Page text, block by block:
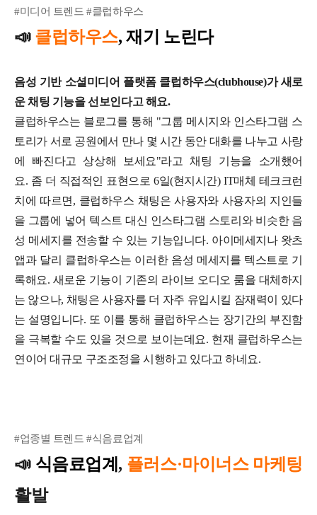
#미디어 트렌드 #클럽하우스
📣 클럽하우스, 재기 노린다
음성 기반 소셜미디어 플랫폼 클럽하우스(clubhouse)가 새로
운 채팅 기능을 선보인다고 해요.
클럽하우스는 블로그를 통해 "그룹 메시지와 인스타그램 스
토리가 서로 공원에서 만나 몇 시간 동안 대화를 나누고 사랑
에 빠진다고 상상해 보세요"라고 채팅 기능을 소개했어
요. 좀 더 직접적인 표현으로 6일(현지시간) IT매체 테크크런
치에 따르면, 클럽하우스 채팅은 사용자와 사용자의 지인들
을 그룹에 넣어 텍스트 대신 인스타그램 스토리와 비슷한 음
성 메세지를 전송할 수 있는 기능입니다. 아이메세지나 왓츠
앱과 달리 클럽하우스는 이러한 음성 메세지를 텍스트로 기
록해요. 새로운 기능이 기존의 라이브 오디오 룸을 대체하지
는 않으나, 채팅은 사용자를 더 자주 유입시킬 잠재력이 있다
는 설명입니다. 또 이를 통해 클럽하우스는 장기간의 부진함
을 극복할 수도 있을 것으로 보이는데요. 현재 클럽하우스는
연이어 대규모 구조조정을 시행하고 있다고 하네요.
#업종별 트렌드 #식음료업계
📣 식음료업계 , 플러스·마이너스 마케팅
활발